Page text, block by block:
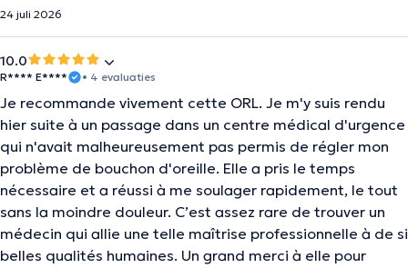
24 juli 2026
10.0
R**** E**** • 4 evaluaties
Je recommande vivement cette ORL. Je m'y suis rendu
hier suite à un passage dans un centre médical d'urgence
qui n'avait malheureusement pas permis de régler mon
problème de bouchon d'oreille. Elle a pris le temps
nécessaire et a réussi à me soulager rapidement, le tout
sans la moindre douleur. C’est assez rare de trouver un
médecin qui allie une telle maîtrise professionnelle à de si
belles qualités humaines. Un grand merci à elle pour